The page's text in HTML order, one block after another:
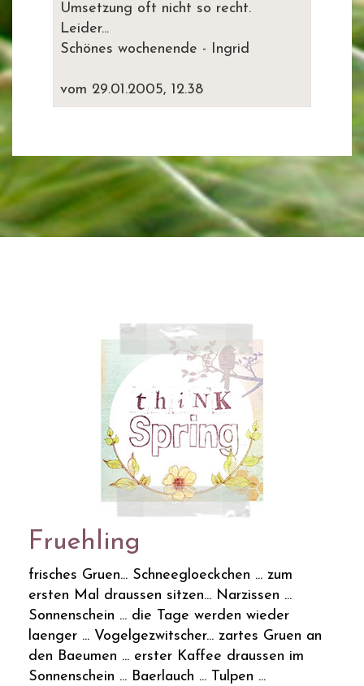
Umsetzung oft nicht so recht.
Leider...
Schönes wochenende - Ingrid
vom 29.01.2005, 12.38
Fruehling
frisches Gruen... Schneegloeckchen ... zum
ersten Mal draussen sitzen... Narzissen ...
Sonnenschein ... die Tage werden wieder
laenger ... Vogelgezwitscher... zartes Gruen an
den Baeumen ... erster Kaffee draussen im
Sonnenschein ... Baerlauch ... Tulpen ...